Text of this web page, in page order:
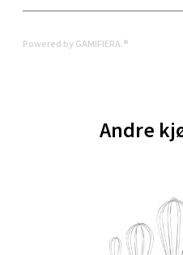
Powered by GAMIFIERA.®
Andre
Bergen - Oasen